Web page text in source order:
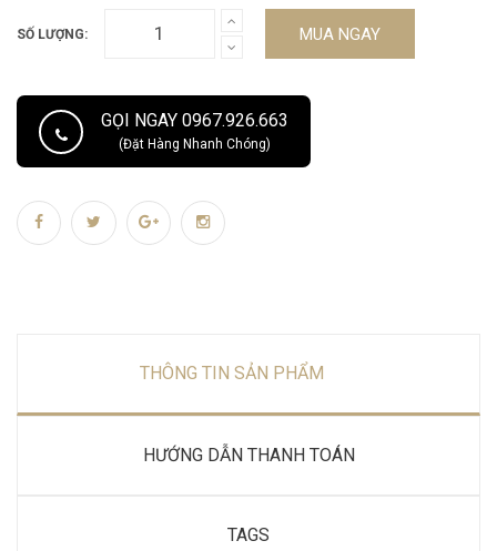
SỐ LƯỢNG: MUA NGAY
GỌI NGAY 0967.926.663
(Đặt Hàng Nhanh Chóng)
THÔNG TIN SẢN PHẨM
HƯỚNG DẪN THANH TOÁN
TAGS